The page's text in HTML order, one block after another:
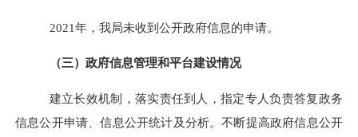
2021年，我局未收到公开政府信息的申请。
（三） 政府信息管理和平台建设情况
建立长效机制，落实责任到人，指定专人负责答复政务
信息公开申请、信息公开统计及分析。不断提高政府信息公开